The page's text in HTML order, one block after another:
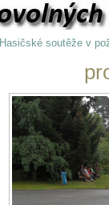
Hasičské soutěže v